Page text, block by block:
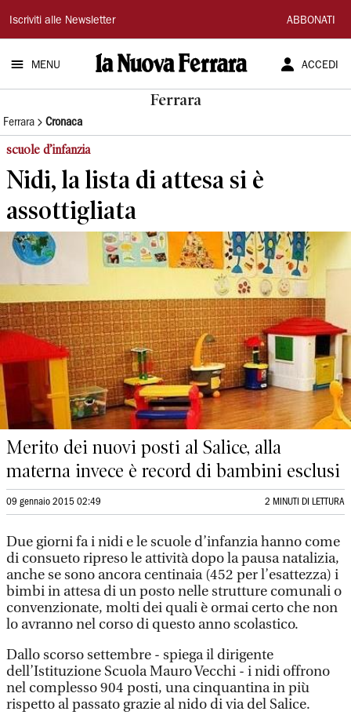
La
Nuova
Ferrara
Iscriviti alle Newsletter ABBONATI
MENU ACCEDI
Ferrara
Ferrara Cronaca
scuole d’infanzia
Nidi, la lista di attesa si è
assottigliata
Merito dei nuovi posti al Salice, alla
materna invece è record di bambini esclusi
09 gennaio 2015 02:49 2 MINUTI DI LETTURA
Due giorni fa i nidi e le scuole d’infanzia hanno come
di consueto ripreso le attività dopo la pausa natalizia,
anche se sono ancora centinaia (452 per l’esattezza) i
bimbi in attesa di un posto nelle strutture comunali o
convenzionate, molti dei quali è ormai certo che non
lo avranno nel corso di questo anno scolastico.
Dallo scorso settembre - spiega il dirigente
dell’Istituzione Scuola Mauro Vecchi - i nidi offrono
nel complesso 904 posti, una cinquantina in più
rispetto al passato grazie al nido di via del Salice.